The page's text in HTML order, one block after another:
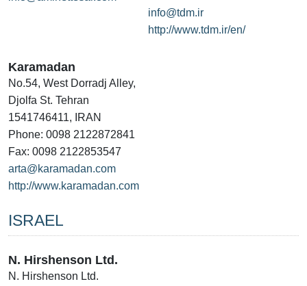
info@tdm.ir
http://www.tdm.ir/en/
Karamadan
No.54, West Dorradj Alley,
Djolfa St. Tehran
1541746411, IRAN
Phone: 0098 2122872841
Fax: 0098 2122853547
arta@karamadan.com
http://www.karamadan.com
ISRAEL
N. Hirshenson Ltd.
N. Hirshenson Ltd.